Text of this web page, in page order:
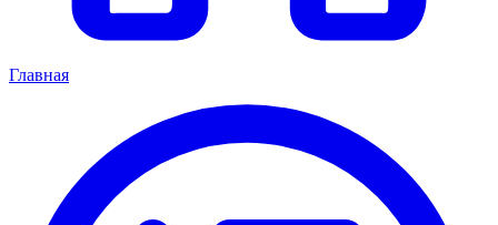
Главная